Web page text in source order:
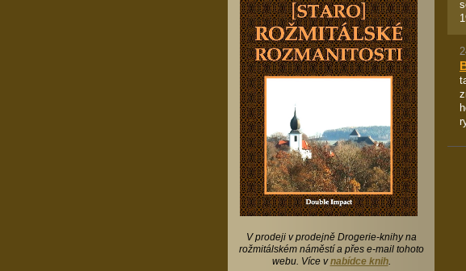
V prodeji v prodejně Drogerie-knihy na
rožmitálském náměstí a přes e-mail tohoto
webu. Více vnabídce knih.